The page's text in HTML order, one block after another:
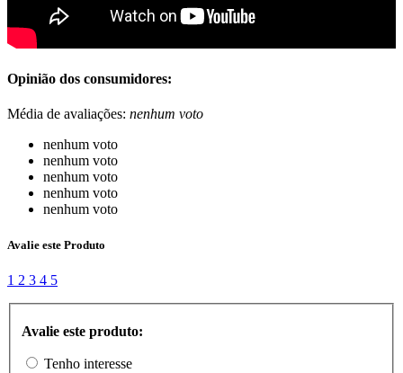
Opinião dos consumidores:
Média de avaliações: nenhum voto
nenhum voto
nenhum voto
nenhum voto
nenhum voto
nenhum voto
Avalie este Produto
1 2 3 4 5
Avalie este produto:
Tenho interesse